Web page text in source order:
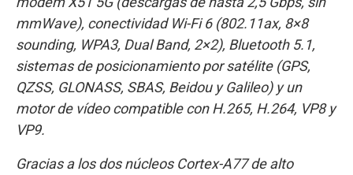
mmWave), conectividad Wi-Fi 6 (802.11ax, 8×8
sounding, WPA3, Dual Band, 2×2), Bluetooth 5.1,
sistemas de posicionamiento por satélite (GPS,
QZSS, GLONASS, SBAS, Beidou y Galileo) y un
motor de vídeo compatible con H.265, H.264, VP8 y
VP9.
Gracias a los dos núcleos Cortex-A77 de alto